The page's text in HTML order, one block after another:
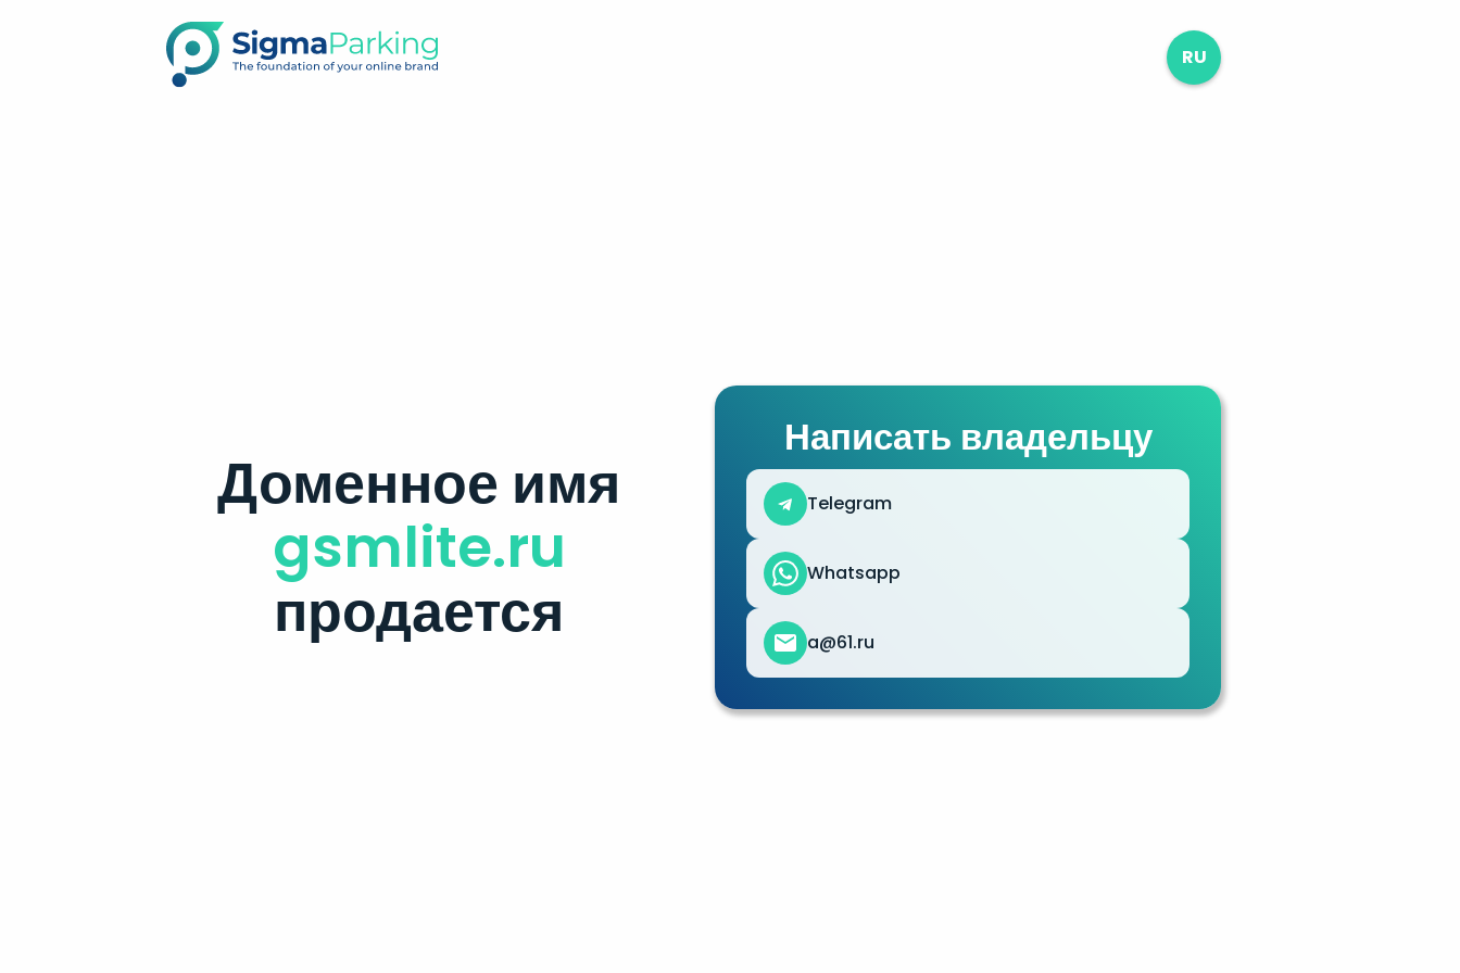
RU
Доменное имя
gsmlite.ru
продается
Написать владельцу
Telegram
Whatsapp
a@61.ru